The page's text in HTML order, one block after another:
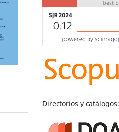
Directorios y catálogos: